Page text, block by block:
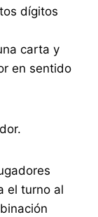
dígitos
carta y
en sentido
el turno al